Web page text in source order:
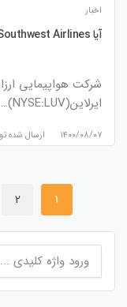
اخبار
آیا Southwest Airlines سهام مناسبی برای خرید است؟
شرکت هواپیمایی
ایرلاین(NYSE:LUV)…
۱۴۰۰/۰۸/۰۷ ارسال شده
1
2
برای: